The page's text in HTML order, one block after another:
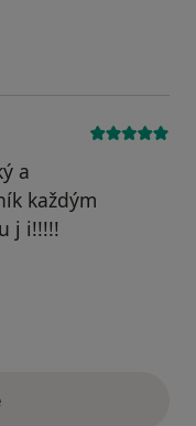
účet byl odstraněn
a
každým
j i!!!!!
názory